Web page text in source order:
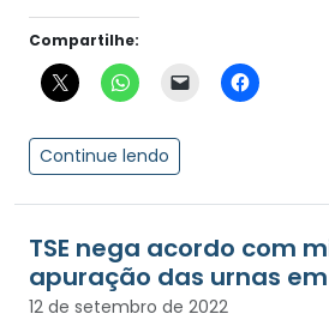
Compartilhe:
Continue lendo
TSE nega acordo com
apuração das urnas
12 de setembro de 2022